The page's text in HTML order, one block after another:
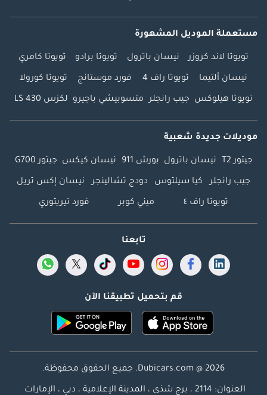
مستعملة الموديل المشهورة
تويوتا لاند كروزر نيسان باترول تويوتا برادو تويوتا كامري
نيسان ألتيما تويوتا راف 4 فورد موستانج تويوتا كورولا
تويوتا هيلوكس جيب رانجلر متسوبيشي باجيرو لكزس LS 430
موديلات جديدة شعبية
جيتور T2 نيسان باترول بورش 911 نيسان كيكس جيتور G700
جيب رانجلر كيا سيلتوس دودج تشالينجر نيسان إكس تريل
تويوتا راف ٤ ميني كوبر فورد تيريتوري
تابعنا
قم بتحميل تطبيقنا الآن
Dubicars.com @ 2026. جميع الحقوق محفوظة.
العنوان: 2114 ، برج شذى ، المدينة الإعلامية ، دبي ، الإمارات